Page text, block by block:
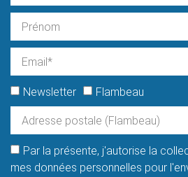
Newsletter Flambeau
Par la présente, j'autorise la
mes données personnelles pour